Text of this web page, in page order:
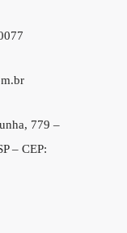
779 –
– CEP: